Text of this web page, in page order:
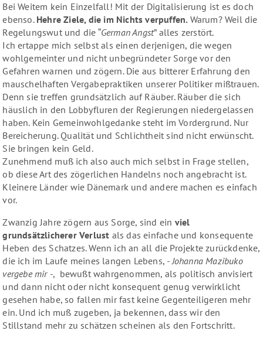
Bei Weitem kein Einzelfall! Mit der Digitalisierung ist es doch
ebenso. Hehre Ziele, die im Nichts verpuffen. Warum? Weil die
Regelungswut und die “German Angst” alles zerstört.
Ich ertappe mich selbst als einen derjenigen, die wegen
wohlgemeinter und nicht unbegründeter Sorge vor den
Gefahren warnen und zögern. Die aus bitterer Erfahrung den
mauschelhaften Vergabepraktiken unserer Politiker mißtrauen.
Denn sie treffen grundsätzlich auf Räuber. Räuber die sich
häuslich in den Lobbyfluren der Regierungen niedergelassen
haben. Kein Gemeinwohlgedanke steht im Vordergrund. Nur
Bereicherung. Qualität und Schlichtheit sind nicht erwünscht.
Sie bringen kein Geld.
Zunehmend muß ich also auch mich selbst in Frage stellen,
ob diese Art des zögerlichen Handelns noch angebracht ist.
Kleinere Länder wie Dänemark und andere machen es einfach
vor.
Zwanzig Jahre zögern aus Sorge, sind ein viel
grundsätzlicherer Verlust als das einfache und konsequente
Heben des Schatzes. Wenn ich an all die Projekte zurückdenke,
die ich im Laufe meines langen Lebens, - Johanna Mazibuko
vergebe mir -, bewußt wahrgenommen, als politisch anvisiert
und dann nicht oder nicht konsequent genug verwirklicht
gesehen habe, so fallen mir fast keine Gegenteiligeren mehr
ein. Und ich muß zugeben, ja bekennen, dass wir den
Stillstand mehr zu schätzen scheinen als den Fortschritt.